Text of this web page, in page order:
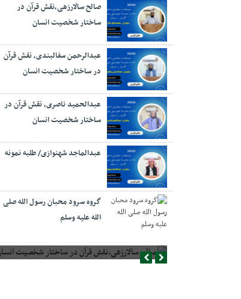
صالح سالارزهی،‌نقش قرآن در
ساختار شخصیت انسان
عبدالرحمن سفالبندی، نقش قرآن
در ساختار شخصیت انسان
عبدالحمید ناصری، نقش قرآن در
ساختار شخصیت انسان
عبدالماجد شهنوازی/ طلبه نمونه
گروه سرود محبان رسول الله صلی
الله علیه وسلم
صالح سالارزهی،‌نقش قرآن در ساختار شخصیت انسان